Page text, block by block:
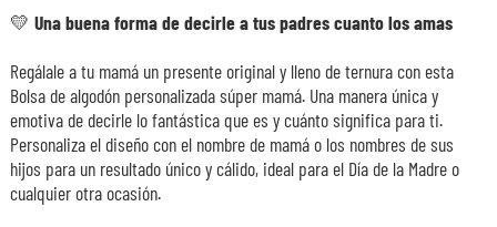
💛 Una buena forma de decirle a tus padres cuanto los amas
Regálale a tu mamá un presente original y lleno de ternura con esta
Bolsa de algodón personalizada súper mamá. Una manera única y
emotiva de decirle lo fantástica que es y cuánto significa para ti.
Personaliza el diseño con el nombre de mamá o los nombres de sus
hijos para un resultado único y cálido, ideal para el Día de la Madre o
cualquier otra ocasión.